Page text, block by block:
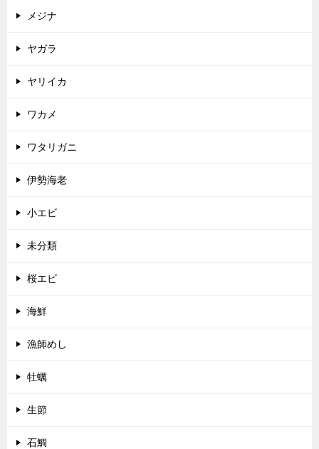
メジナ
ヤガラ
ヤリイカ
ワカメ
ワタリガニ
伊勢海老
小エビ
未分類
桜エビ
海鮮
漁師めし
牡蠣
生節
石鯛